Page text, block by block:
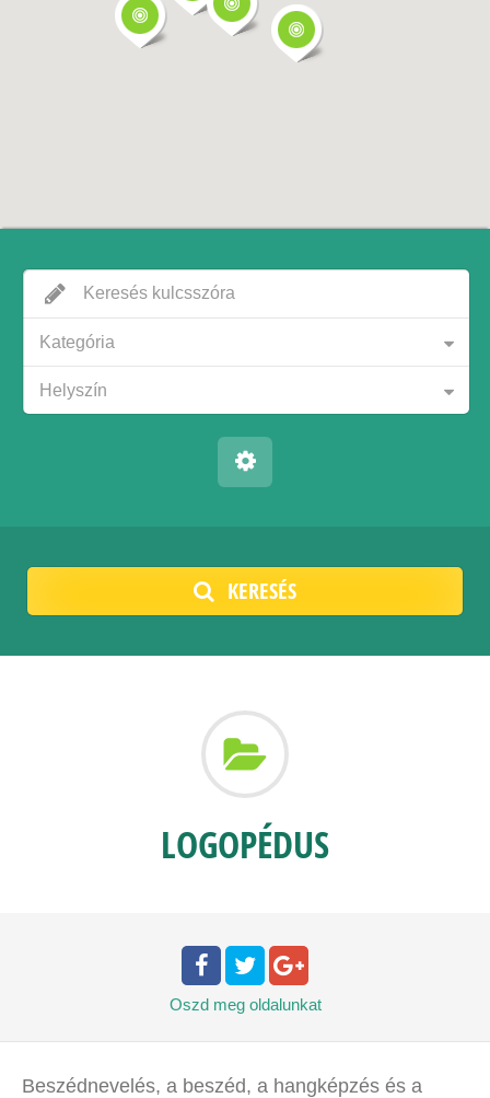
Kategória
Helyszín
KERESÉS
LOGOPÉDUS
Oszd meg oldalunkat
Beszédnevelés, a beszéd, a hangképzés és a